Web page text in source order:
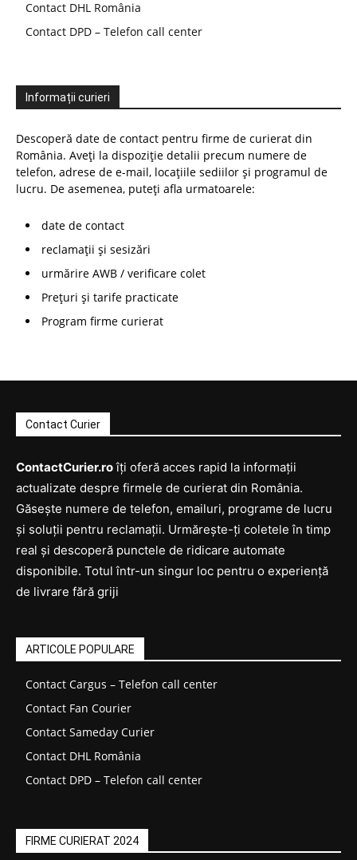
Contact DHL România
Contact DPD – Telefon call center
Informații curieri
Descoperă date de contact pentru firme de curierat din
România. Aveți la dispoziție detalii precum numere de
telefon, adrese de e-mail, locațiile sediilor și programul de
lucru. De asemenea, puteți afla urmatoarele:
date de contact
reclamații și sesizări
urmărire AWB / verificare colet
Prețuri și tarife practicate
Program firme curierat
Contact Curier
ContactCurier.roîți oferă acces rapid la informații
actualizate despre firmele de curierat din România.
Găsește numere de telefon, emailuri, programe de lucru
și soluții pentru reclamații. Urmărește-ți coletele în timp
real și descoperă punctele de ridicare automate
disponibile. Totul într-un singur loc pentru o experiență
de livrare fără griji
ARTICOLE POPULARE
Contact Cargus – Telefon call center
Contact Fan Courier
Contact Sameday Curier
Contact DHL România
Contact DPD – Telefon call center
FIRME CURIERAT 2024